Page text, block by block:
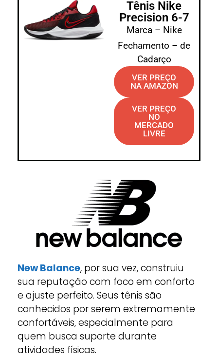
Tênis Nike
Precision 6-7
Marca – Nike
Fechamento – de
Cadarço
VER PREÇO
NA AMAZON
VER PREÇO
NO
MERCADO
LIVRE
New Balance, por sua vez, construiu
sua reputação com foco em conforto
e ajuste perfeito. Seus tênis são
conhecidos por serem extremamente
confortáveis, especialmente para
quem busca suporte durante
atividades físicas.